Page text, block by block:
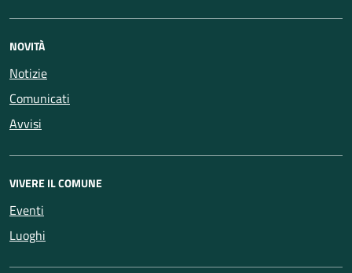
NOVITÀ
Notizie
Comunicati
Avvisi
VIVERE IL COMUNE
Eventi
Luoghi